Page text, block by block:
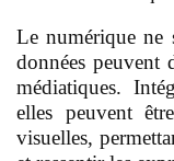
Le numérique ne
données peuvent
médiatiques.
elles peuvent
visuelles,